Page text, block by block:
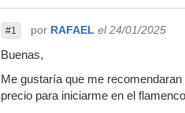
#1 por RAFAEL el 24/01/2025
Buenas,
Me gustaría que me
precio para iniciarme en el